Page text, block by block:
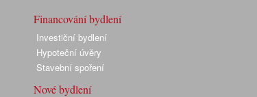
Financování bydlení
Investiční bydlení
Hypoteční úvěry
Stavební spoření
Nové bydlení